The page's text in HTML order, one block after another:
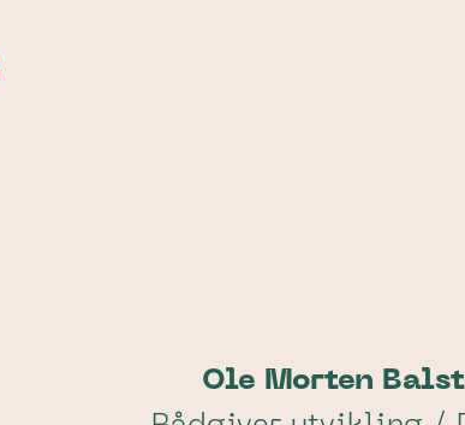
Ole Morten